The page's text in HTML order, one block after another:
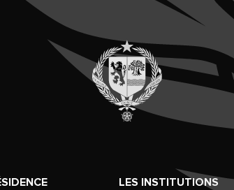
LES INSTITUTIONS